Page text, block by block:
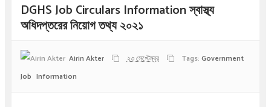
DGHS Job Circulars Information স্বাস্থ্য
অধিদপ্তরের নিয়োগ তথ্য ২০২১
Airin Akter ২৩ সেপ্টেম্বর Tags: Government
Job Information